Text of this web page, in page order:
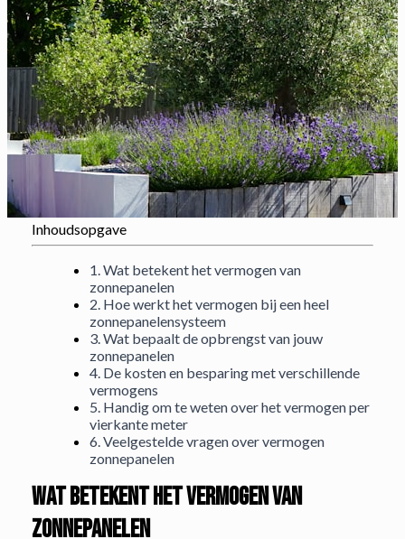
Inhoudsopgave
1. Wat betekent het vermogen van
zonnepanelen
2. Hoe werkt het vermogen bij een heel
zonnepanelensysteem
3. Wat bepaalt de opbrengst van jouw
zonnepanelen
4. De kosten en besparing met verschillende
vermogens
5. Handig om te weten over het vermogen per
vierkante meter
6. Veelgestelde vragen over vermogen
zonnepanelen
Wat betekent het vermogen van
zonnepanelen